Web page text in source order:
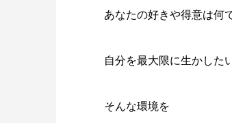
あなたの好きや得意は何
自分を最大限に生かした
そんな環境を